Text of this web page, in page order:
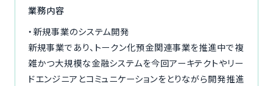
イベント/マガジン
法人の方
業務内容
・新規事業のシステム開発
新規事業であり、トークン化預金関連事業を推進中で複
雑かつ大規模な金融システムを今回アーキテクトやリー
ドエンジニアとコミュニケーションをとりながら開発推進